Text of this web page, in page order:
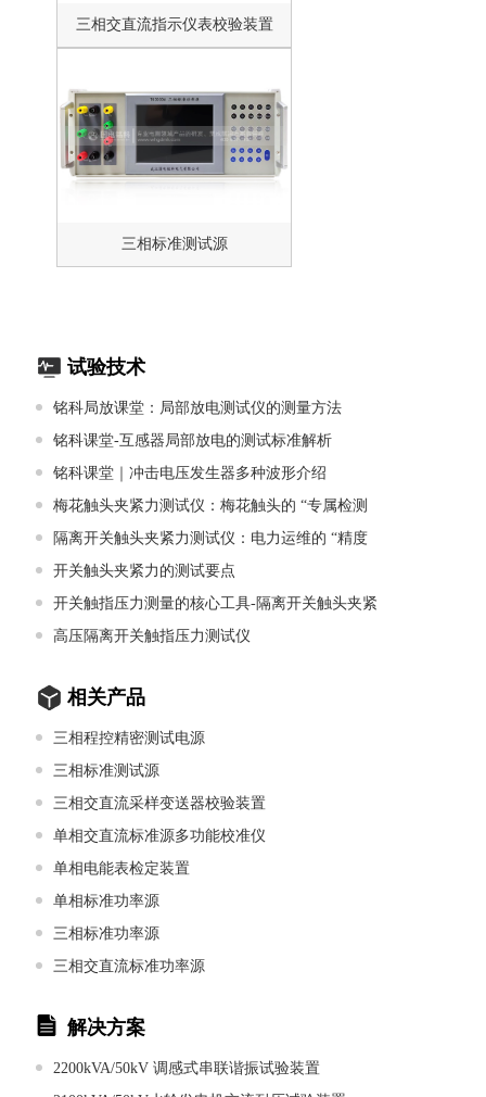
三相交直流指示仪表校验装置
三相标准测试源
试验技术
铭科局放课堂：局部放电测试仪的测量方法
铭科课堂-互感器局部放电的测试标准解析
铭科课堂｜冲击电压发生器多种波形介绍
梅花触头夹紧力测试仪：梅花触头的 “专属检测
隔离开关触头夹紧力测试仪：电力运维的 “精度
开关触头夹紧力的测试要点
开关触指压力测量的核心工具-隔离开关触头夹紧
高压隔离开关触指压力测试仪
相关产品
三相程控精密测试电源
三相标准测试源
三相交直流采样变送器校验装置
单相交直流标准源多功能校准仪
单相电能表检定装置
单相标准功率源
三相标准功率源
三相交直流标准功率源
解决方案
2200kVA/50kV 调感式串联谐振试验装置